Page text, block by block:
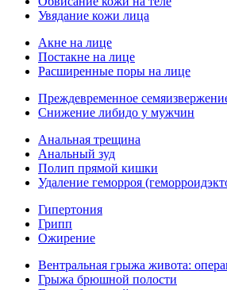
Увядание кожи лица
Акне на лице
Постакне на лице
Расширенные поры на лице
Преждевременное
Снижение либидо у мужчин
Анальная трещина
Анальный зуд
Полип прямой кишки
Удаление геморроя
Гипертония
Грипп
Ожирение
Вентральная грыжа живота:
Грыжа брюшной полости